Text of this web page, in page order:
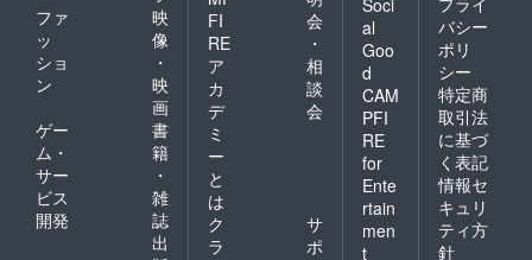
ファ
ッ
ショ
ン
映
像
・
映
画
ゲー
ム・
サー
ビス
開発
書
籍
・
雑
誌
出
FI
RE
ア
カ
デ
ミ
ー
と
は
会
・
相
談
会
ク
ラ
サ
ポ
al
Goo
d
CAM
PFI
RE
for
Ente
rtain
men
t
バシー
ポリ
シー
特定商
取引法
に基づ
く表記
情報セ
キュリ
ティ方
針